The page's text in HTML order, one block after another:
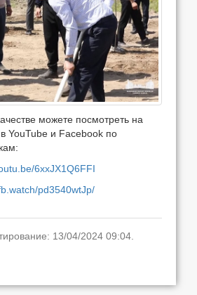
можете посмотреть на
YouTube и Facebook по
6xxJX1Q6FFI
pd3540wtJp/
13/04/2024 09:04.